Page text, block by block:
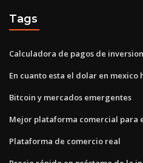
Tags
Calculadora de pagos de
En cuanto esta el dolar en mexico
Bitcoin y mercados emergentes
Mejor plataforma comercial para
Plataforma de comercio real